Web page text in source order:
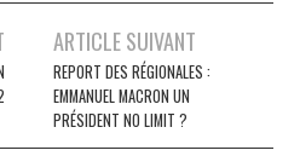
ARTICLE SUIVANT
REPORT DES RÉGIONALES :
EMMANUEL MACRON UN
PRÉSIDENT NO LIMIT ?